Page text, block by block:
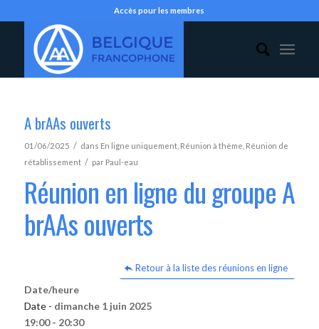
Accès pour les membres
A brAAs ouverts
01/06/2025 / dans En ligne uniquement, Réunion à thème Réunion de
rétablissement / par Paul-eau
Réunion en ligne du groupe A
brAAs ouverts
Retour à la liste des réunions en ligne
Date/heure
Date - dimanche 1 juin 2025
19:00 - 20:30